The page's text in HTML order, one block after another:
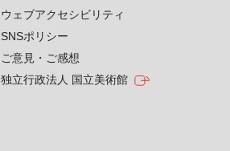
ウェブアクセシビリティ
SNSポリシー
ご意見・ご感想
独立行政法人 国立美術館